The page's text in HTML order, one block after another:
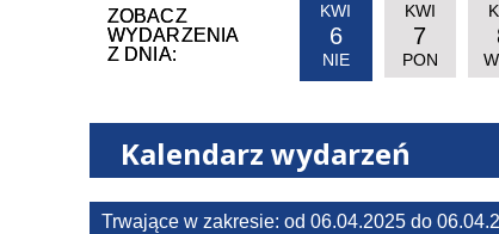
ZOBACZ
WYDARZENIA
Z DNIA:
KWI
6
NIE
KWI
7
PON
Kalendarz wydarzeń
Trwające w zakresie: od 06.04.2025 do